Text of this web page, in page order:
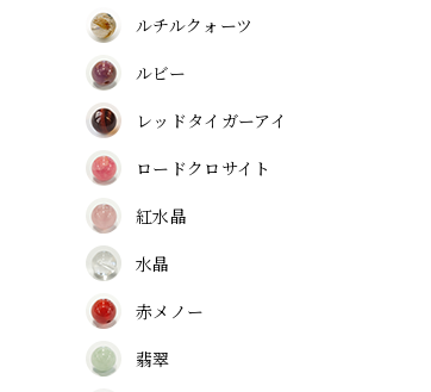
ルチルクォーツ
ルビー
レッドタイガーアイ
ロードクロサイト
紅水晶
水晶
赤メノー
翡翠